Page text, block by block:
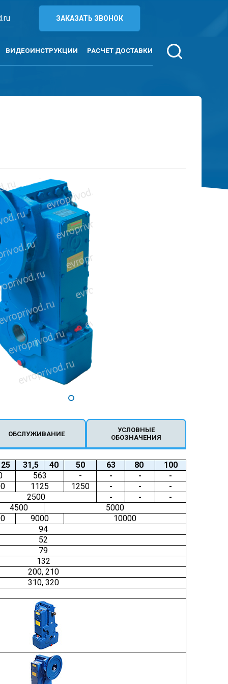
ЗАКАЗАТЬ ЗВОНОК
ВИДЕОИНСТРУКЦИИ РАСЧЕТ ДОСТАВКИ
ОБСЛУЖИВАНИЕ
УСЛОВНЫЕ
ОБОЗНАЧЕНИЯ
25 31,5 40 50 63 80
100
563 - - -
-
1125 1250 - -
-
2500
- -
-
4500
5000
9000
10000
94
52
79
132
200, 210
310, 320